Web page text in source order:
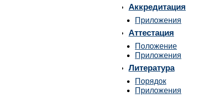
Аккредитация
Приложения
Аттестация
Положение
Приложения
Литература
Порядок
Приложения